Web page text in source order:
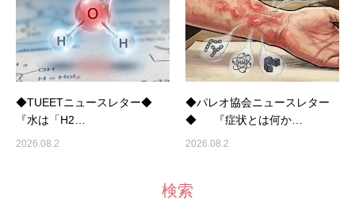
◆TUEETニュースレター◆
『水は「H2…
2026.08.2
◆パレオ協会ニュースレター
◆ 『症状とは何か…
2026.08.2
検索